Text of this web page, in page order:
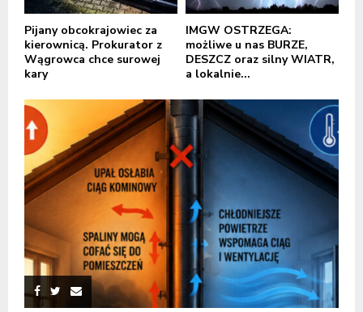
Pijany obcokrajowiec za
kierownicą. Prokurator z
Wągrowca chce surowej
kary
IMGW OSTRZEGA:
możliwe u nas BURZE,
DESZCZ oraz silny WIATR,
a lokalnie...